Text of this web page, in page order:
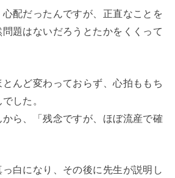
配だったんですが、正直なことを
題はないだろうとたかをくくって
んど変わっておらず、心拍ももち
した。
ら、「残念ですが、ほぼ流産で確
白になり、その後に先生が説明し